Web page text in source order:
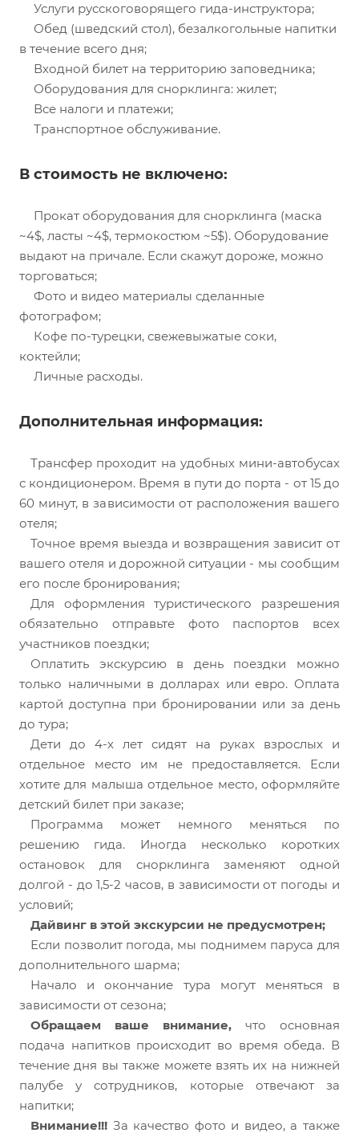
Услуги русскоговорящего гида-инструктора;
Обед (шведский стол), безалкогольные напитки
в течение всего дня;
Входной билет на территорию заповедника;
Оборудования для снорклинга: жилет;
Все налоги и платежи;
Транспортное обслуживание.
В стоимость не включено:
Прокат оборудования для снорклинга (маска
~4$, ласты ~4$, термокостюм ~5$). Оборудование
выдают на причале. Если скажут дороже, можно
торговаться;
Фото и видео материалы сделанные
фотографом;
Кофе по-турецки, свежевыжатые соки,
коктейли;
Личные расходы.
Дополнительная информация:
Трансфер проходит на удобных мини-автобусах
с кондиционером. Время в пути до порта - от 15 до
60 минут, в зависимости от расположения вашего
отеля;
Точное время выезда и возвращения зависит от
вашего отеля и дорожной ситуации - мы сообщим
его после бронирования;
Для оформления туристического разрешения
обязательно отправьте фото паспортов всех
участников поездки;
Оплатить экскурсию в день поездки можно
только наличными в долларах или евро. Оплата
картой доступна при бронировании или за день
до тура;
Дети до 4-х лет сидят на руках взрослых и
отдельное место им не предоставляется. Если
хотите для малыша отдельное место, оформляйте
детский билет при заказе;
Программа может немного меняться по
решению гида. Иногда несколько коротких
остановок для снорклинга заменяют одной
долгой - до 1,5-2 часов, в зависимости от погоды и
условий;
Дайвинг в этой экскурсии не предусмотрен;
Если позволит погода, мы поднимем паруса для
дополнительного шарма;
Начало и окончание тура могут меняться в
зависимости от сезона;
Обращаем ваше внимание, что основная
подача напитков происходит во время обеда. В
течение дня вы также можете взять их на нижней
палубе у сотрудников, которые отвечают за
напитки;
Внимание!!! За качество фото и видео, а также